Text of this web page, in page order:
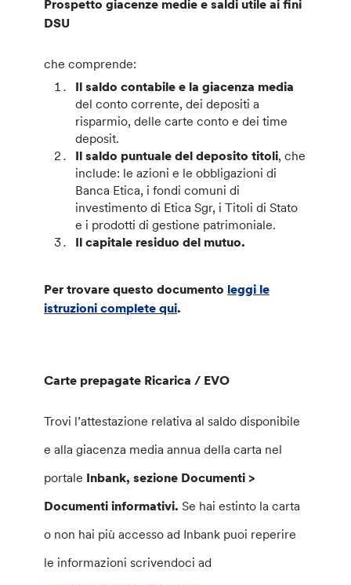
Prospetto giacenze medie e saldi utile ai fini
DSU
che comprende:
Il saldo contabile e la giacenza media
del conto corrente, dei depositi a
risparmio, delle carte conto e dei time
deposit.
Il saldo puntuale del deposito titoli, che
include: le azioni e le obbligazioni di
Banca Etica, i fondi comuni di
investimento di Etica Sgr, i Titoli di Stato
e i prodotti di gestione patrimoniale.
Il capitale residuo del mutuo.
Per trovare questo documento leggi le
istruzioni complete qui.
Carte prepagate Ricarica / EVO
Trovi l’attestazione relativa al saldo disponibile
e alla giacenza media annua della carta nel
portale Inbank, sezione Documenti >
Documenti informativi. Se hai estinto la carta
o non hai più accesso ad Inbank puoi reperire
le informazioni scrivendoci ad